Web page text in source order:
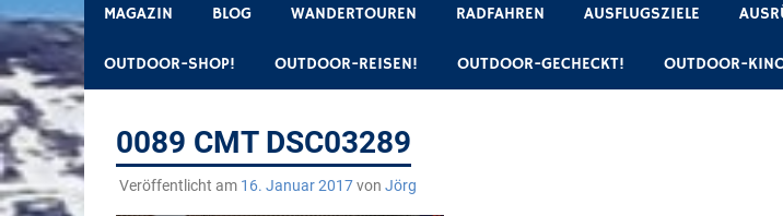
MAGAZIN BLOG WANDERTOUREN RADFAHREN AUSFLUGSZIELE
OUTDOOR-SHOP! OUTDOOR-REISEN! OUTDOOR-GECHECKT! OUTDOOR-
0089 CMT DSC03289
Veröffentlicht am 16. Januar 2017von Jörg